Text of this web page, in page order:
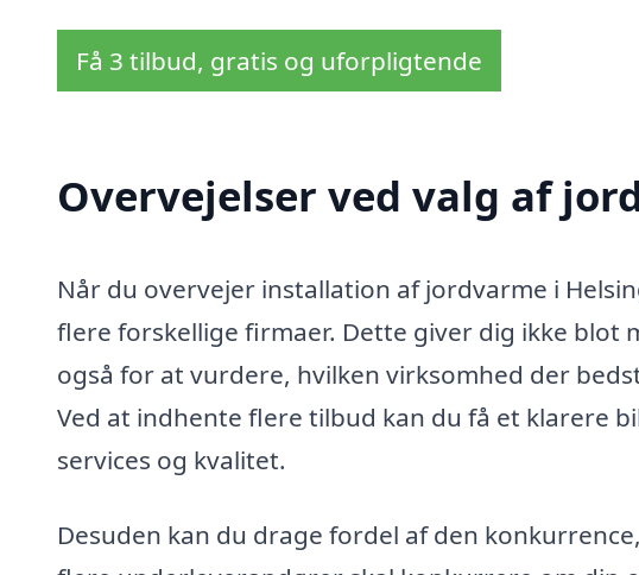
Få 3 tilbud, gratis og uforpligtende
Overvejelser ved valg af
Når du overvejer installation af jordvarme i
flere forskellige firmaer. Dette giver dig ikke blot
også for at vurdere, hvilken virksomhed der
Ved at indhente flere tilbud kan du få et klarere
services og kvalitet.
Desuden kan du drage fordel af den